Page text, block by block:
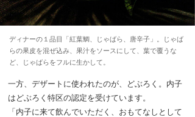
ディナーの１品目「紅葉鯛、じゃばら、唐辛子」。じゃば
らの果皮を混ぜ込み、果汁をソースにして、葉で覆うな
ど、じゃばらをフルに生かして。
一方、デザートに使われたのが、どぶろく。内子
はどぶろく特区の認定を受けています。
「内子に来て飲んでいただく、おもてなしとして